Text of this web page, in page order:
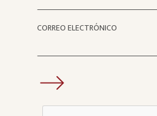
CORREO ELECTRÓNICO